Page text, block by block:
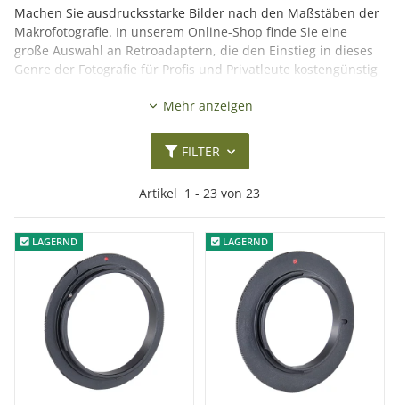
Machen Sie ausdrucksstarke Bilder nach den Maßstäben der
Makrofotografie. In unserem Online-Shop finde Sie eine
große Auswahl an Retroadaptern, die den Einstieg in dieses
Genre der Fotografie für Profis und Privatleute kostengünstig
die Verwendung eines so genannten Umkehradapters, also
Mehr anzeigen
FILTER
Artikel 1 - 23 von 23
LAGERND
LAGERND LAGERND
LAGERND